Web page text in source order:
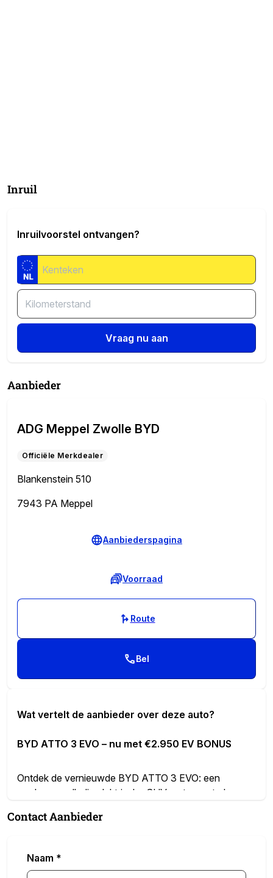
Inruil
Inruilvoorstel ontvangen?
Vraag nu aan
Aanbieder
ADG Meppel Zwolle BYD
Officiële Merkdealer
Blankenstein 510
7943 PA Meppel
Aanbiederspagina
Voorraad
Route
Bel
Wat vertelt de aanbieder over deze auto?
BYD ATTO 3 EVO – nu met €2.950 EV BONUS
Ontdek de vernieuwde BYD ATTO 3 EVO: een
moderne, volledig elektrische SUV met een strak
profiteer je van€2.950 EV BONUS
Contact Aanbieder
Naam *